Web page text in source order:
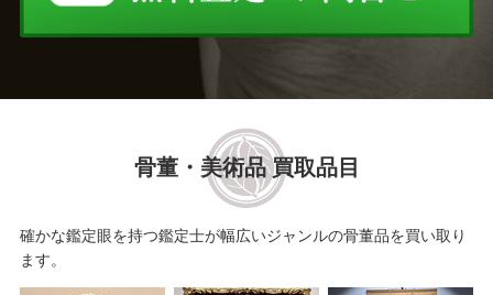
骨董・美術品 買取品目
確かな鑑定眼を持つ鑑定士が幅広いジャンルの骨董品を買い取り
ます。